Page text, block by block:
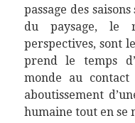
passage des
du paysage, le
perspectives, sont
prend le temps
monde au contact
aboutissement
humaine tout en se